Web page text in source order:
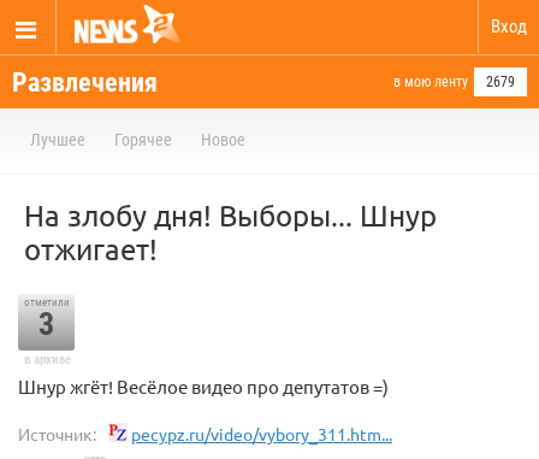
Вход
Развлечения в мою ленту 2679
Лучшее Горячее Новое
На злобу дня! Выборы... Шнур
отжигает!
отметили
3
в архиве
Шнур жгёт! Весёлое видео про депутатов =)
Источник: pecypz.ru/video/vybory_311.htm...